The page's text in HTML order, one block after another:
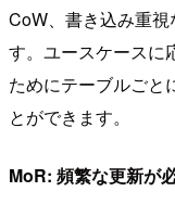
CoW、書き込み重
す。ユースケースに
ためにテーブルごと
とができます。
MoR: 頻繁な更新が